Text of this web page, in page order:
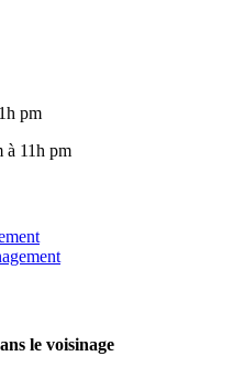
pm
à 11h pm
le voisinage